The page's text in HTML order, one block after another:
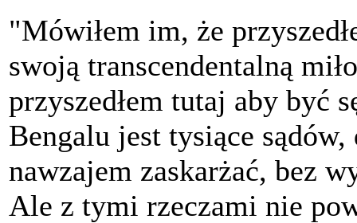
"Mówiłem im, że
swoją transcendentalną
przyszedłem tutaj aby być
Bengalu jest tysiące
nawzajem zaskarżać, bez
Ale z tymi rzeczami nie